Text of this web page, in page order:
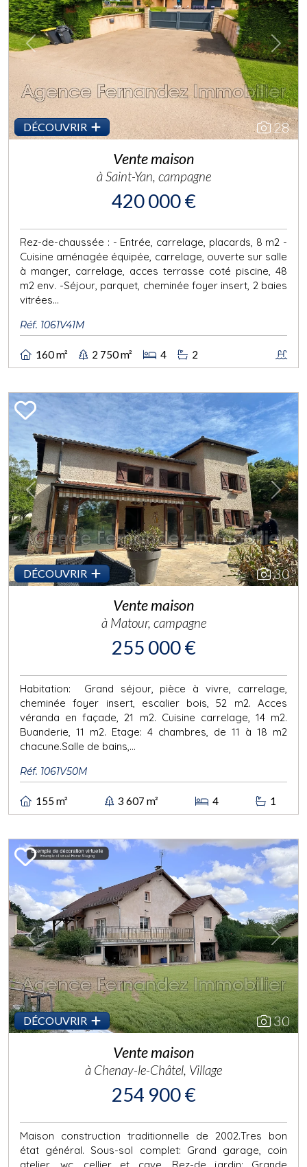
Previous Next
DÉCOUVRIR 28
Vente maison
à Saint-Yan, campagne
420 000 €
Rez-de-chaussée : - Entrée, carrelage, placards, 8 m2 -
Cuisine aménagée équipée, carrelage, ouverte sur salle
à manger, carrelage, acces terrasse coté piscine, 48
m2 env. -Séjour, parquet, cheminée foyer insert, 2 baies
vitrées...
Réf. 1061V41M
160 m² 2 750 m² 4 2
Previous Next
DÉCOUVRIR 30
Vente maison
à Matour, campagne
255 000 €
Habitation: Grand séjour, pièce à vivre, carrelage,
cheminée foyer insert, escalier bois, 52 m2. Acces
véranda en façade, 21 m2. Cuisine carrelage, 14 m2.
Buanderie, 11 m2. Etage: 4 chambres, de 11 à 18 m2
chacune.Salle de bains,...
Réf. 1061V50M
155 m² 3 607 m² 4 1
Previous Next
DÉCOUVRIR 30
Vente maison
à Chenay-le-Châtel, Village
254 900 €
Maison construction traditionnelle de 2002.Tres bon
état général. Sous-sol complet: Grand garage, coin
atelier, wc, cellier et cave. Rez-de jardin: Grande